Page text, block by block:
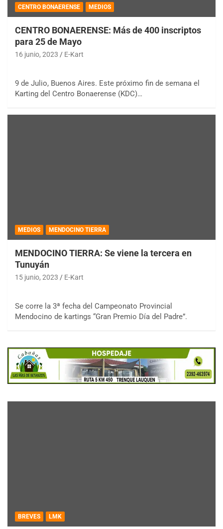
CENTRO BONAERENSE MEDIOS
CENTRO BONAERENSE: Más de 400 inscriptos
para 25 de Mayo
16 junio, 2023 E-Kart
9 de Julio, Buenos Aires. Este próximo fin de semana el
Karting del Centro Bonaerense (KDC)…
MEDIOS MENDOCINO TIERRA
MENDOCINO TIERRA: Se viene la tercera en
Tunuyán
15 junio, 2023 E-Kart
Se corre la 3ª fecha del Campeonato Provincial
Mendocino de kartings “Gran Premio Día del Padre”.
BREVES LMK